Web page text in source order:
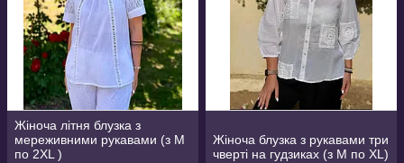
Жіноча літня блузка з
мереживними рукавами (з M
по 2XL )
Жіноча блузка з рукавами три
чверті на гудзиках (з M по XL)